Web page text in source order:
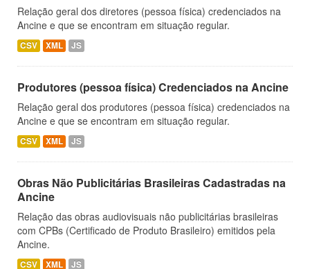
Relação geral dos diretores (pessoa física) credenciados na
Ancine e que se encontram em situação regular.
CSV XML JS
Produtores (pessoa física) Credenciados na Ancine
Relação geral dos produtores (pessoa física) credenciados na
Ancine e que se encontram em situação regular.
CSV XML JS
Obras Não Publicitárias Brasileiras Cadastradas na
Ancine
Relação das obras audiovisuais não publicitárias brasileiras
com CPBs (Certificado de Produto Brasileiro) emitidos pela
Ancine.
CSV XML JS